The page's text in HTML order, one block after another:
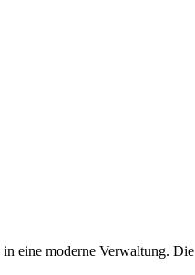
eine moderne Verwaltung. Die